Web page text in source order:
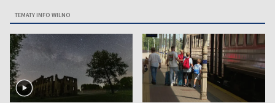
TEMATY INFO WILNO